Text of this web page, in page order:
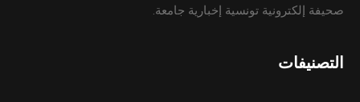
صحيفة إلكترونية تونسية إخبارية جامعة.
التصنيفات